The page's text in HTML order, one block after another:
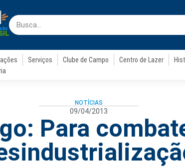
Serviços Clube de Campo Centro de Lazer
NOTÍCIAS
09/04/2013
Para